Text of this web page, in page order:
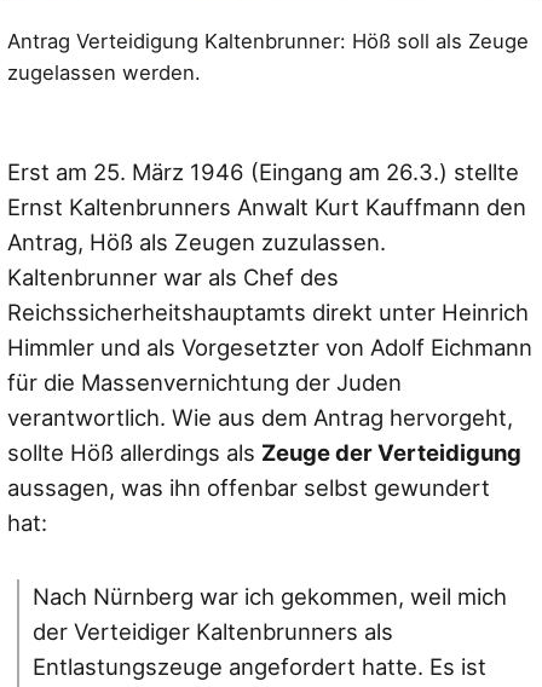
Antrag Verteidigung Kaltenbrunner: Höß soll als Zeuge
zugelassen werden.
Erst am 25. März 1946 (Eingang am 26.3.) stellte
Ernst Kaltenbrunners Anwalt Kurt Kauffmann den
Antrag, Höß als Zeugen zuzulassen.
Kaltenbrunner war als Chef des
Reichssicherheitshauptamts direkt unter Heinrich
Himmler und als Vorgesetzter von Adolf Eichmann
für die Massenvernichtung der Juden
verantwortlich. Wie aus dem Antrag hervorgeht,
sollte Höß allerdings als Zeuge der Verteidigung
aussagen, was ihn offenbar selbst gewundert
hat:
Nach Nürnberg war ich gekommen, weil mich
der Verteidiger Kaltenbrunners als
Entlastungszeuge angefordert hatte. Es ist